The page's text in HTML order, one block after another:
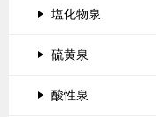
塩化物泉
硫黄泉
酸性泉